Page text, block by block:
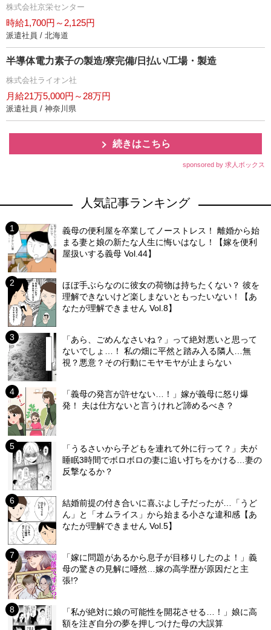
株式会社京栄センター
時給1,700円～2,125円
派遣社員 / 北海道
半導体電力素子の製造/寮完備/日払い/工場・製造
株式会社ライオン社
月給21万5,000円～28万円
派遣社員 / 神奈川県
続きはこちら
sponsored by 求人ボックス
人気記事ランキング
義母の便利屋を卒業してノーストレス！ 離婚から始
まる妻と娘の新たな人生に悔いはなし！【嫁を便利
屋扱いする義母 Vol.44】
ほぼ手ぶらなのに彼女の荷物は持ちたくない？ 彼を
理解できないけど楽しまないともったいない！【あ
なたが理解できません Vol.8】
「あら、ごめんなさいね？」って絶対悪いと思って
ないでしょ…！ 私の畑に平然と踏み入る隣人…無
視？悪意？その行動にモヤモヤが止まらない
「義母の発言が許せない…！」嫁が義母に怒り爆
発！ 夫は仕方ないと言うけれど諦めるべき？
「うるさいから子どもを連れて外に行って？」夫が
睡眠3時間でボロボロの妻に追い打ちをかける…妻の
反撃なるか？
結婚前提の付き合いに喜ぶよし子だったが…「うど
ん」と「オムライス」から始まる小さな違和感【あ
なたが理解できません Vol.5】
「嫁に問題があるから息子が目移りしたのよ！」義
母の驚きの見解に唖然…嫁の高学歴が原因だと主
張!?
「私が絶対に娘の可能性を開花させる…！」娘に高
額を注ぎ自分の夢を押しつけた母の大誤算